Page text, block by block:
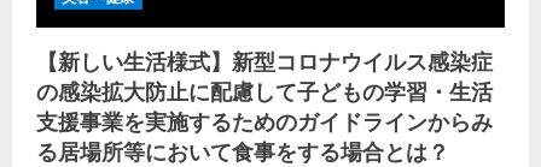
【新しい生活様式】新型コロナウイルス感染症
の感染拡大防止に配慮して子どもの学習・生活
支援事業を実施するためのガイドラインからみ
る居場所等において食事をする場合とは？